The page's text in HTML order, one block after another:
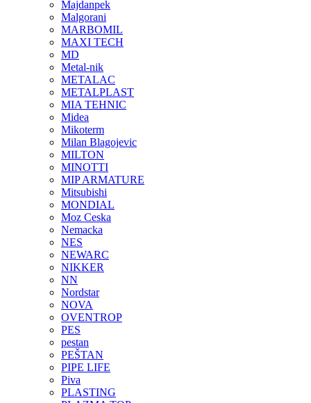
Majdanpek
Malgorani
MARBOMIL
MAXI TECH
MD
Metal-nik
METALAC
METALPLAST
MIA TEHNIC
Midea
Mikoterm
Milan Blagojevic
MILTON
MINOTTI
MIP ARMATURE
Mitsubishi
MONDIAL
Moz Ceska
Nemacka
NES
NEWARC
NIKKER
NN
Nordstar
NOVA
OVENTROP
PES
pestan
PEŠTAN
PIPE LIFE
Piva
PLASTING